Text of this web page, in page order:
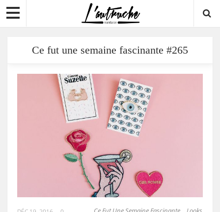
Ce fut une semaine fascinante #265